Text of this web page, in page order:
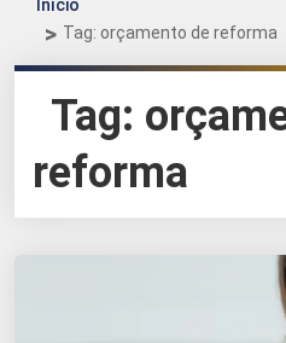
Início
Tag: orçamento de reforma
Tag:
reforma